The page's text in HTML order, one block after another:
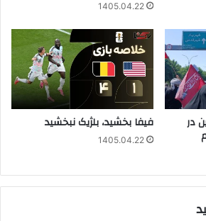
1405.04.22
در فیفا بخشید، بلژیک نبخشید
1405.04.22